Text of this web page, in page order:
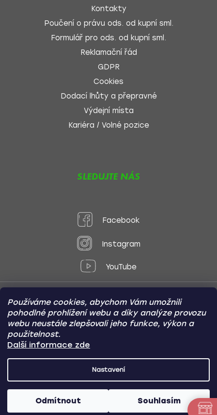
Používáme cookies, abychom Vám umožnili
pohodlné prohlížení webu a díky analýze provozu
webu neustále zlepšovali jeho funkce, výkon a
použitelnost.
Další informace zde
Nastavení
Odmítnout Souhlasím
Kontakty
Poučení o právu ods. od kupní sml.
Formulář pro ods. od kupní sml.
Reklamační řád
GDPR
Cookies
Dodací lhůty a přepravné
Výdejní místa
Kariéra / Volné pozice
SLEDUJTE NÁS
Facebook
Instagram
YouTube
Způsoby platby:
Online
Převod
Dobírka
Copyright (c) 2012 -2026 CARVIN AUTODOPLŇKY- Všechna
Nakódoval Pavel Kuneš